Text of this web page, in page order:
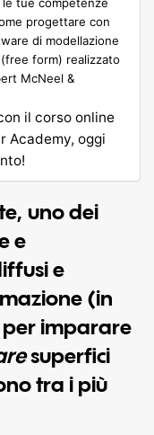
progettare con
di modellazione
form) realizzato
McNeel &
il corso online
Academy, oggi
uno dei
e
e
(in
imparare
superfici
tra i più